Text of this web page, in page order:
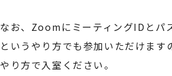
なお、ZoomにミーティングIDとパ
というやり方でも参加いただけます
やり方で入室ください。